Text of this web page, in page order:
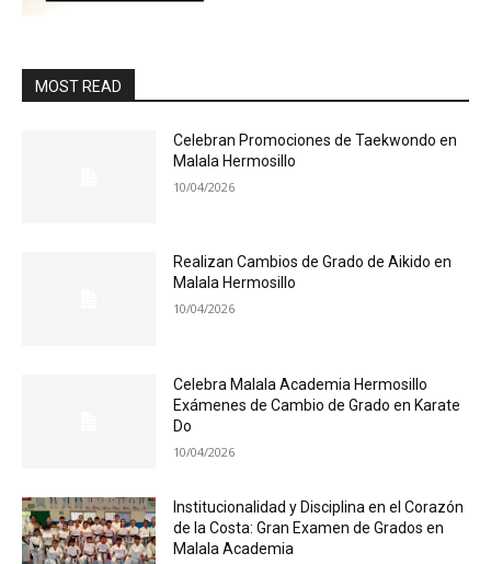
MOST READ
Celebran Promociones de Taekwondo en
Malala Hermosillo
10/04/2026
Realizan Cambios de Grado de Aikido en
Malala Hermosillo
10/04/2026
Celebra Malala Academia Hermosillo
Exámenes de Cambio de Grado en Karate
Do
10/04/2026
Institucionalidad y Disciplina en el Corazón
de la Costa: Gran Examen de Grados en
Malala Academia